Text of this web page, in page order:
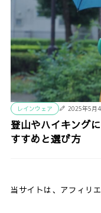
レインウェア 2025年5月
登山やハイキング
すすめと選び方
当サイトは、アフィリ